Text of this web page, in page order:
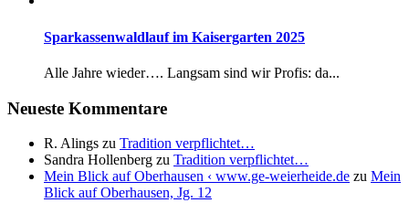
Sparkassenwaldlauf im Kaisergarten 2025
Alle Jahre wieder…. Langsam sind wir Profis: da...
Neueste Kommentare
R. Alings zu Tradition verpflichtet…
Sandra Hollenberg zu Tradition verpflichtet…
Mein Blick auf Oberhausen ‹ www.ge-weierheide.de zu Mein
Blick auf Oberhausen, Jg. 12